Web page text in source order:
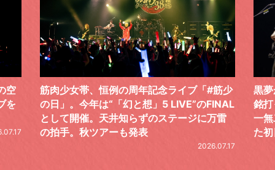
少
黒夢が「THE PERFECT DAYS TO DIE」と
銘打ったアリーナ・サーキットを開催！唯
一無二の存在であることをあらためて示し
た初日公演をレポート
2026.07.18
新
単
レ